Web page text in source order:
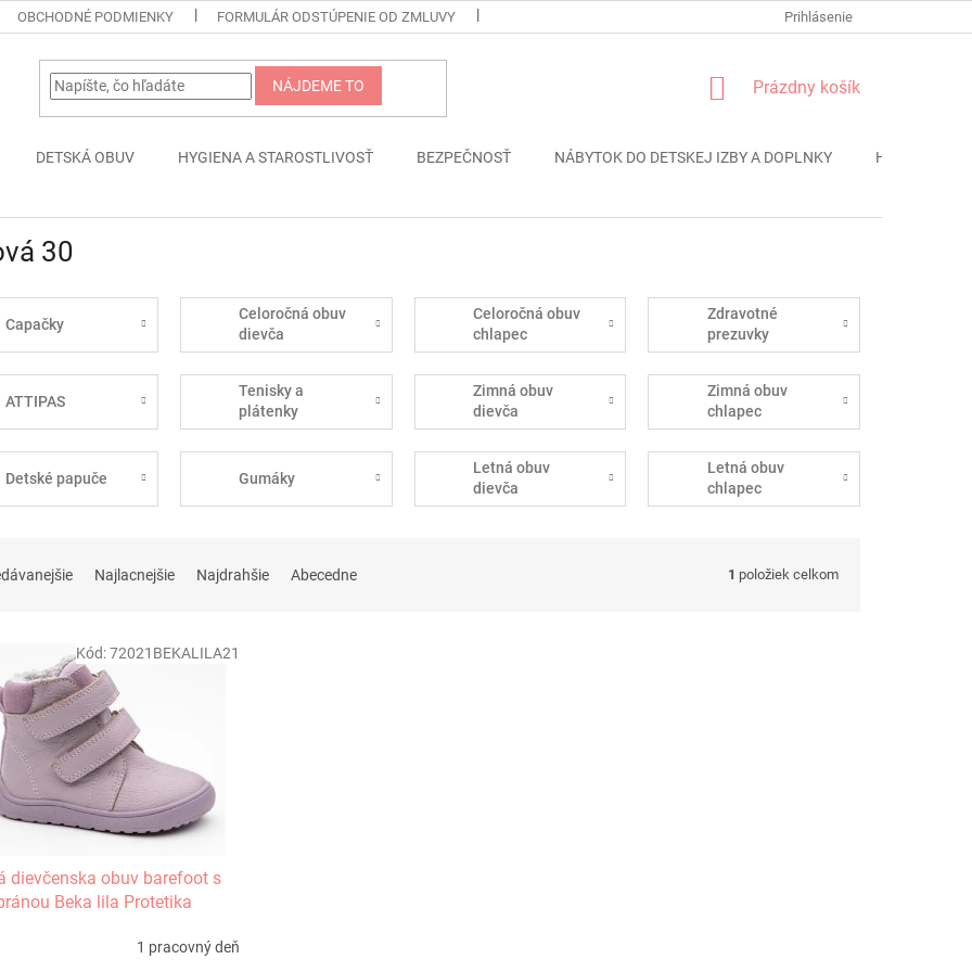
OBCHODNÉ PODMIENKY FORMULÁR ODSTÚPENIE OD ZMLUVY PODMIENKY OCHRANY OSOBNÝCH
Prihlásenie
NÁJDEME TO
NÁKUPNÝ
Prázdny košík
DETSKÁ OBUV HYGIENA A STAROSTLIVOSŤ BEZPEČNOSŤ NÁBYTOK DO DETSKEJ IZBY A DOPLNKY HRAČKY
30
Capačky
Celoročná obuv
dievča
Celoročná obuv
chlapec
Zdravotné
prezuvky
ATTIPAS
Tenisky a
plátenky
Zimná obuv
dievča
Zimná obuv
chlapec
Detské papuče Gumáky
Letná obuv
dievča
Letná obuv
chlapec
Najlacnejšie Najdrahšie Abecedne 1 položiek celkom
dievčenska obuv barefoot s
Beka lila Protetika
1 pracovný deň
Kód:72021BEKALILA21